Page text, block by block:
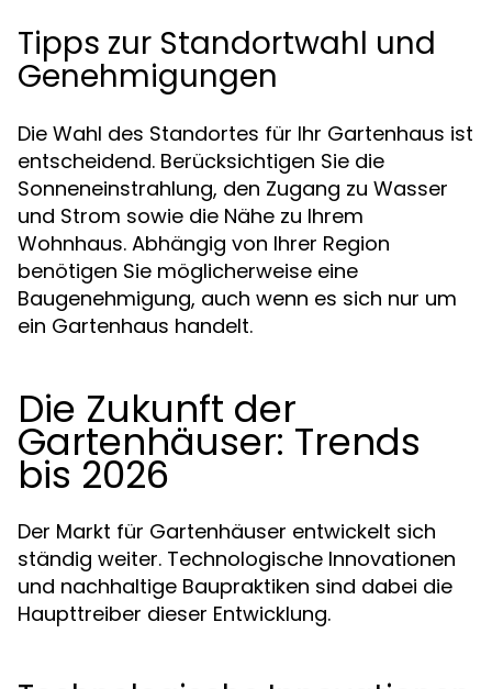
Tipps zur Standortwahl und
Genehmigungen
Die Wahl des Standortes für Ihr Gartenhaus ist
entscheidend. Berücksichtigen Sie die
Sonneneinstrahlung, den Zugang zu Wasser
und Strom sowie die Nähe zu Ihrem
Wohnhaus. Abhängig von Ihrer Region
benötigen Sie möglicherweise eine
Baugenehmigung, auch wenn es sich nur um
ein Gartenhaus handelt.
Die Zukunft der
Gartenhäuser: Trends
bis 2026
Der Markt für Gartenhäuser entwickelt sich
ständig weiter. Technologische Innovationen
und nachhaltige Baupraktiken sind dabei die
Haupttreiber dieser Entwicklung.